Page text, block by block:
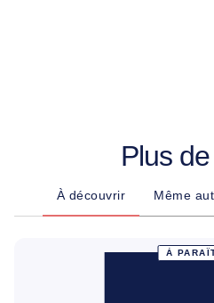
Plus
À découvrir Même
À